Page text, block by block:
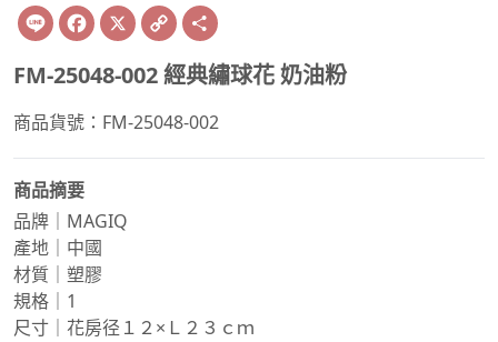
Line Facebook
X Copy
Link
FM-25048-002 經典繡球花 奶油粉
商品貨號：FM-25048-002
商品摘要
品牌｜MAGIQ
產地｜中國
材質｜塑膠
規格｜1
尺寸｜花房径１２×Ｌ２３ｃｍ